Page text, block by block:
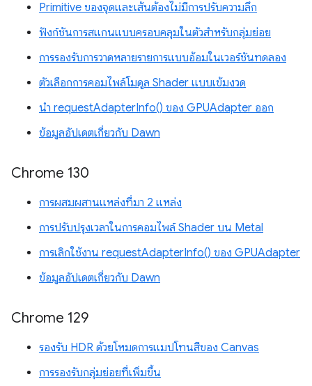
Primitive ของจุดและเส้นต้องไม่มีการปรับความลึก
ฟังก์ชันการสแกนแบบครอบคลุมในตัวสำหรับกลุ่มย่อย
การรองรับการวาดหลายรายการแบบอ้อมในเวอร์ชันทดลอง
ตัวเลือกการคอมไพล์โมดูล Shader แบบเข้มงวด
นำ requestAdapterInfo() ของ GPUAdapter ออก
ข้อมูลอัปเดตเกี่ยวกับ Dawn
Chrome 130
การผสมผสานแหล่งที่มา 2 แหล่ง
การปรับปรุงเวลาในการคอมไพล์ Shader บน Metal
การเลิกใช้งาน requestAdapterInfo() ของ GPUAdapter
ข้อมูลอัปเดตเกี่ยวกับ Dawn
Chrome 129
รองรับ HDR ด้วยโหมดการแมปโทนสีของ Canvas
การรองรับกลุ่มย่อยที่เพิ่มขึ้น